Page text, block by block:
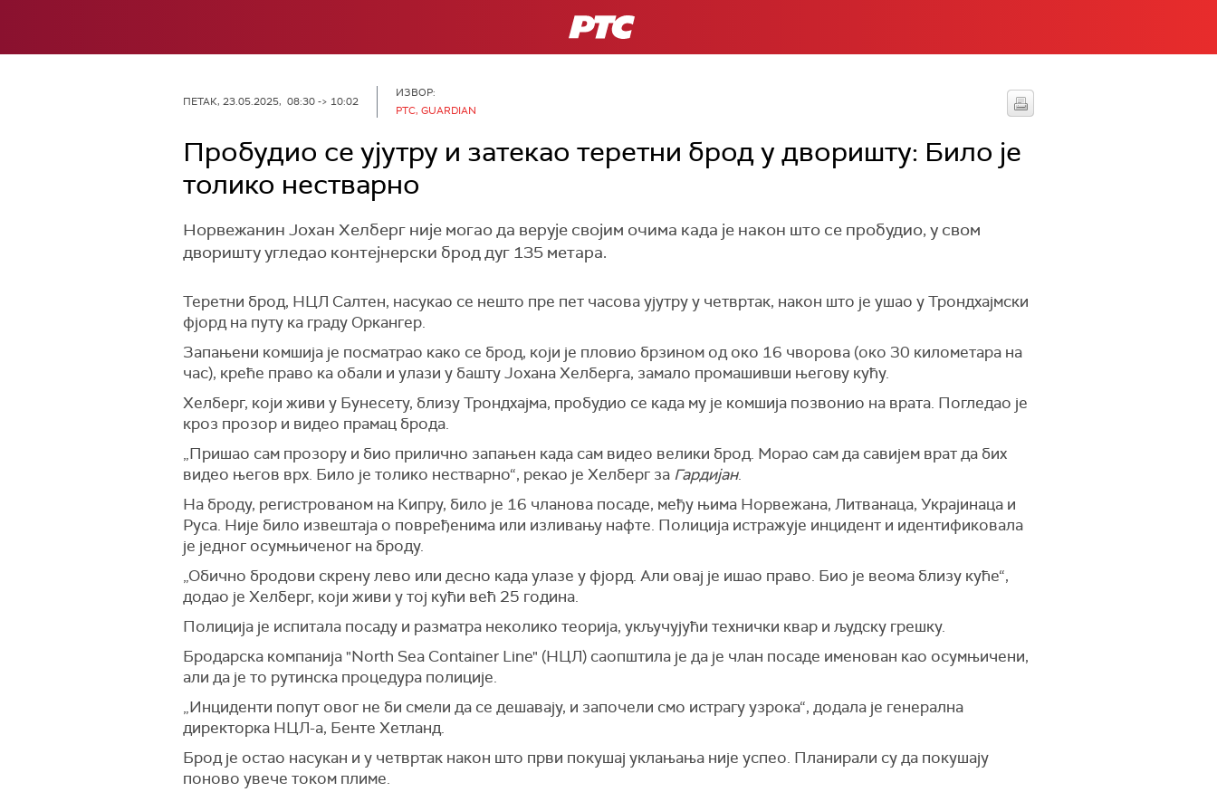
РТС
ПЕТАК, 23.05.2025, 08:30 -> 10:02
ИЗВОР:
РТС, GUARDIAN
Пробудио се ујутру и затекао теретни брод у дворишту: Било је
толико нестварно
Норвежанин Јохан Хелберг није могао да верује својим очима када је након што се пробудио, у свом
дворишту угледао контејнерски брод дуг 135 метара.
Теретни брод, НЦЛ Салтен, насукао се нешто пре пет часоваујутру у четвртак, након што је ушао уТрондхајмски
фјорд на путу ка граду Оркангер.
Запањени комшија је посматрао како се брод, који је пловио брзином од око 16 чворова (око 30 километара на
час), креће право ка обали и улази у башту Јохана Хелберга, замало промашивши његову кућу.
Хелберг, који живи у Бyнесету, близуТрондхајма, пробудио се када му је комшија позвонио на врата. Погледао је
кроз прозор и видео прамац брода.
„Пришао сам прозору и био прилично запањен када сам видео велики брод. Морао сам да савијем врат да бих
видео његов врх. Било је толико нестварно“, рекао је Хелберг за Гардијан.
На броду, регистрованом на Кипру, било је 16 чланова посаде, међу њима Норвежана, Литванаца, Украјинаца и
Руса. Није било извештаја о повређенима или изливању нафте. Полиција истражује инцидент и идентификовала
је једног осумњиченог на броду.
„Обично бродови скренулево или десно када улазе у фјорд. Али овај је ишао право. Био је веома близу куће“,
додао је Хелберг, који живи у тој кући већ 25 година.
Полиција је испитала посаду и разматра неколико теорија, укључујући технички квар и људску грешку.
Бродарска компанија "North Sea Container Line" (НЦЛ) саопштила је да је члан посаде именован као осумњичени,
али да је то рутинска процедура полиције.
„Инциденти попут овог не би смели да се дешавају, и започели смо истрагу узрока“, додала је генерална
директорка НЦЛ-а, Бенте Хетланд.
Брод је остао насукан и у четвртак након што први покушај уклањања није успео. Планирали су да покушају
поново увече током плиме.